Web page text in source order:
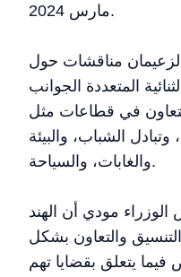
مارس 2024.
مناقشات حول
المتعددة الجوانب
في قطاعات مثل
وتبادل الشباب، والبيئة
والغابات، والسياحة.
مودي أن الهند
والتعاون بشكل
يتعلق بقضايا تهم